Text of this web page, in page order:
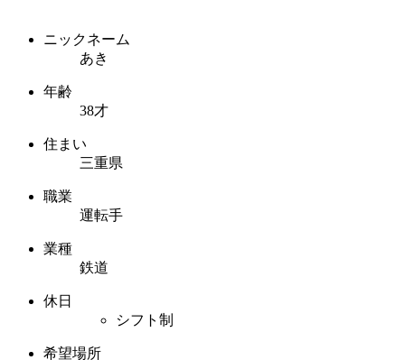
ニックネーム
あき
年齢
38才
住まい
三重県
職業
運転手
業種
鉄道
休日
シフト制
希望場所